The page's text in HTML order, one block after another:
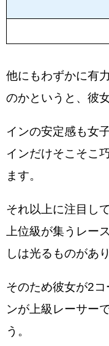
他にもわずかに有
のかというと、彼
インの安定感も女
インだけそこそこ
ます。
それ以上に注目し
上位級が集うレー
しは光るものがあ
そのため彼女が2
ンが上級レーサー
う。